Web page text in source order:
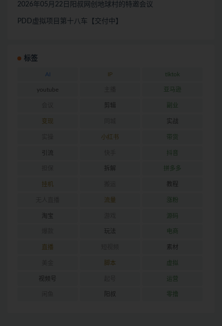
2026年05月22日阳叔网创地球村的特邀会议
PDD虚拟项目第十八车【交付中】
标签
AI IP tiktok
youtube 亚马逊
剪辑 副业
变现 实战
小红书 带货
引流 抖音
拆解 拼多多
挂机 教程
流量 涨粉
淘宝 源码
玩法 电商
直播 素材
脚本 虚拟
视频号 运营
阳叔 零撸